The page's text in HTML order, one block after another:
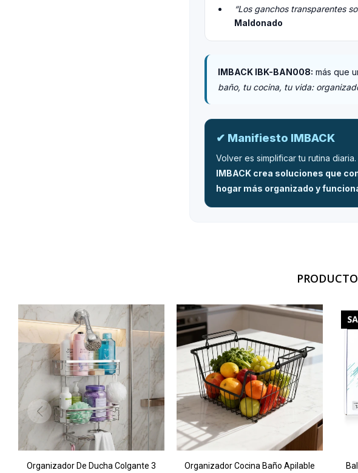
“Los ganchos transparentes
Maldonado
IMBACK IBK-BAN008: más que
baño, tu cocina, tu vida:
✔ Manifiesto IMBACK
Volver es simplificar tu rutina diaria.
IMBACK crea soluciones que
hogar más organizado y
Organizador De Ducha Colgante 3
Organizador Cocina Baño Apilable